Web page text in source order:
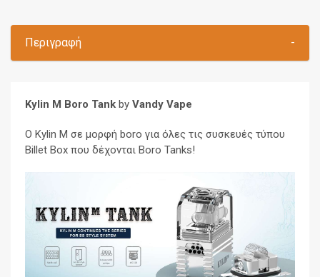
Περιγραφή -
Kylin M Boro Tank by Vandy Vape
Ο Kylin M σε μορφή boro για όλες τις συσκευές τύπου
Billet Box που δέχονται Boro Tanks!